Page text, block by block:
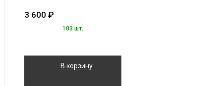
3 600 ₽
103 шт.
В корзину